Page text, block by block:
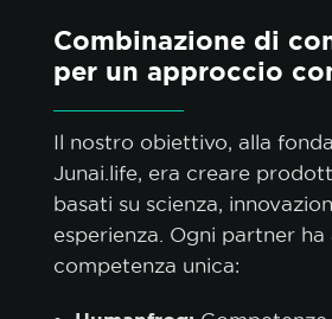
Combinazione di
per un approccio
Il nostro obiettivo, alla
Junai.life, era creare
basati su scienza,
esperienza. Ogni partner
competenza unica: